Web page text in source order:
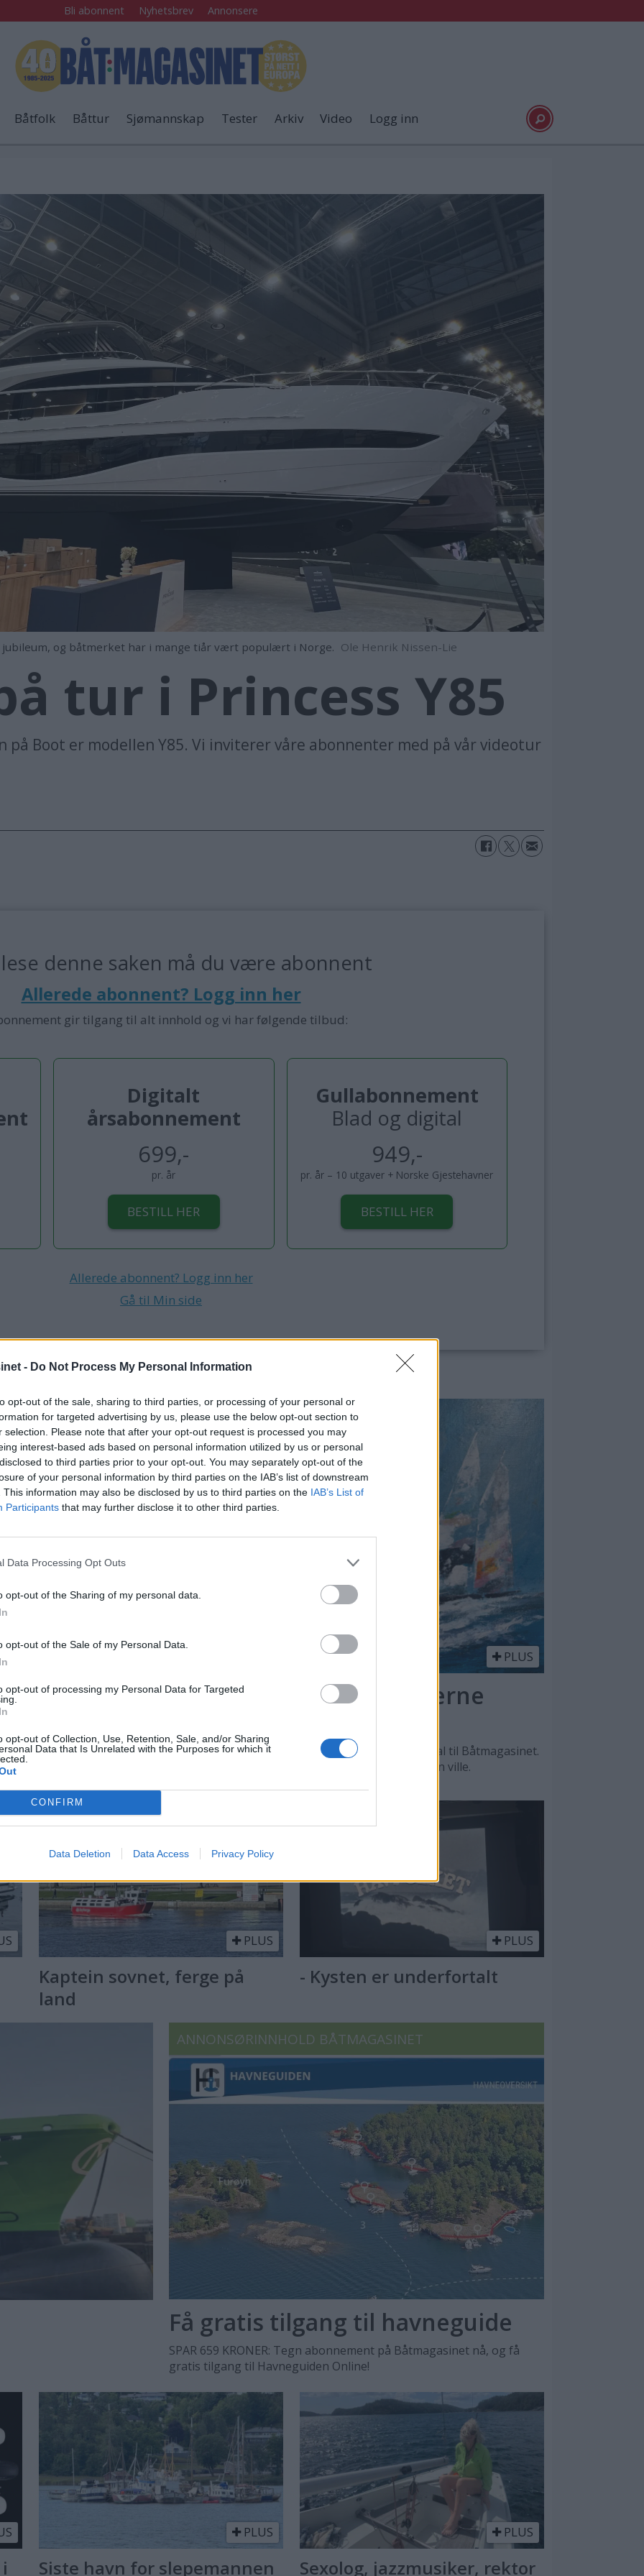
- Do Not Process My Personal Information
opt-out of the sale, sharing to third parties, or processing of your personal or
for targeted advertising by us, please use the below opt-out section to
selection. Please note that after your opt-out request is processed you may
interest-based ads based on personal information utilized by us or personal
to third parties prior to your opt-out. You may separately opt-out of the
of your personal information by third parties on the IAB’s list of downstream
This information may also be disclosed by us to third parties on the IAB’s List of
Participants that may further disclose it to other third parties.
Data Processing Opt Outs
opt-out of the Sharing of my personal data.
opt-out of the Sale of my Personal Data.
opt-out of processing my Personal Data for Targeted
opt-out of Collection, Use, Retention, Sale, and/or Sharing
Data that Is Unrelated with the Purposes for which it
CONFIRM
Data Deletion Data Access Privacy Policy
Bli abonnent Nyhetsbrev Annonsere
Båtfolk Båttur Sjømannskap Tester Arkiv Video Logg inn
jubileum, og båtmerket har i mange tiår vært populært i Norge. Ole Henrik Nissen-Lie
tur i Princess Y85
på Boot er modellen Y85. Vi inviterer våre abonnenter med på vår videotur
lese denne saken må du være abonnent
Allerede abonnent? Logg inn her
gir tilgang til alt innhold og vi har følgende tilbud:
Digitalt
årsabonnement
699,-
pr. år
BESTILL HER
Gullabonnement
Blad og digital
949,-
pr. år – 10 utgaver + Norske Gjestehavner
BESTILL HER
Allerede abonnent? Logg inn her
Gå til Min side
VIDEO PRINCESS
på Båter i
nyheter i år. Blant
Fenix 66BR og
PLUS
Lars O. Nordal - en moderne
– Båter og Risør hører sammen, sier Lars O. Nordal til Båtmagasinet.
Faren rådet ham til å ta NTH, men det var male han ville.
PLUS
Kaptein sovnet, ferge på
land
PLUS
- Kysten er underfortalt
ANNONSØRINNHOLD BÅTMAGASINET
Få gratis tilgang til havneguide
SPAR 659 KRONER: Tegn abonnement på Båtmagasinet nå, og få
gratis tilgang til Havneguiden Online!
PLUS
Siste havn for slepemannen
PLUS
Sexolog, jazzmusiker, rektor